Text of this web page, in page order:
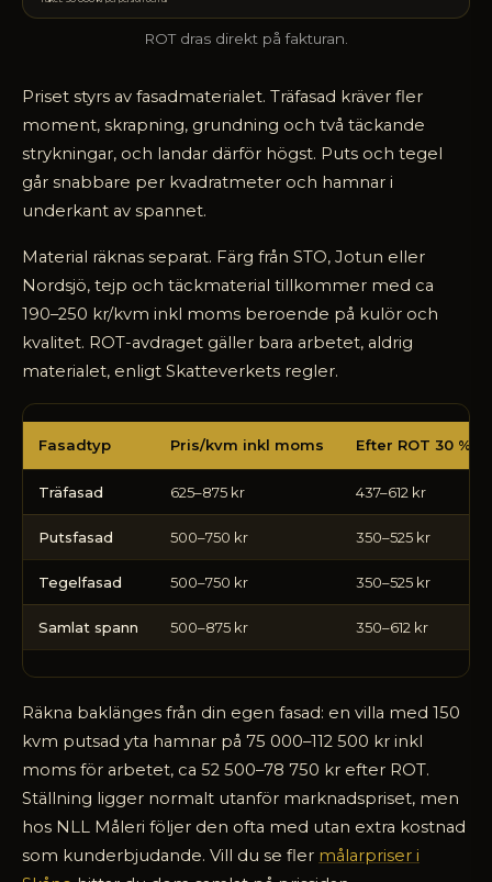
ROT dras direkt på fakturan.
Priset styrs av fasadmaterialet. Träfasad kräver fler
moment, skrapning, grundning och två täckande
strykningar, och landar därför högst. Puts och tegel
går snabbare per kvadratmeter och hamnar i
underkant av spannet.
Material räknas separat. Färg från STO, Jotun eller
Nordsjö, tejp och täckmaterial tillkommer med ca
190–250 kr/kvm inkl moms beroende på kulör och
kvalitet. ROT-avdraget gäller bara arbetet, aldrig
materialet, enligt Skatteverkets regler.
kostar
per
kvm
2026
Fasadtyp Pris/kvm inkl moms Efter ROT 30 %
Träfasad 625–875 kr 437–612 kr
Putsfasad 500–750 kr 350–525 kr
Tegelfasad 500–750 kr 350–525 kr
Samlat spann 500–875 kr 350–612 kr
Räkna baklänges från din egen fasad: en villa med 150
kvm putsad yta hamnar på 75 000–112 500 kr inkl
moms för arbetet, ca 52 500–78 750 kr efter ROT.
Ställning ligger normalt utanför marknadspriset, men
hos NLL Måleri följer den ofta med utan extra kostnad
som kunderbjudande. Vill du se fler målarpriser i